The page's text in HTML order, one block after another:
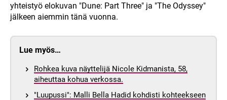
yhteistyö elokuvan "Dune: Part Three" ja "The Odyssey"
jälkeen aiemmin tänä vuonna.
Lue myös…
Rohkea kuva näyttelijä Nicole Kidmanista, 58,
aiheuttaa kohua verkossa.
"Luupussi": Malli Bella Hadid kohdisti kohteekseen